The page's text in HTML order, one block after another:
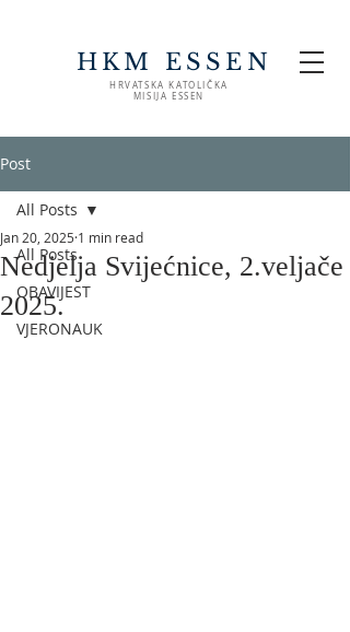
HKM ESSEN
HRVATSKA KATOLIČKA
MISIJA ESSEN
Post
All Posts
OBAVIJEST
VJERONAUK
All Posts
Nedjelja Svijećnice, 2.veljače
2025.
Jan 20, 2025 1 min read